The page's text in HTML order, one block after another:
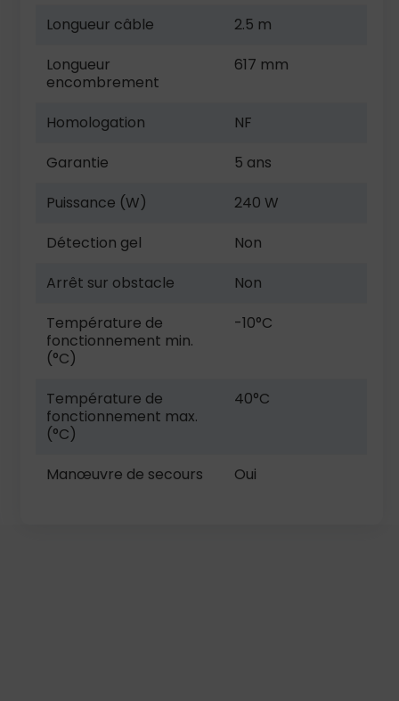
Longueur câble
2.5 m
Longueur
encombrement
617 mm
Homologation
NF
Garantie
5 ans
Puissance (W)
240 W
Détection gel
Non
Arrêt sur obstacle
Non
Température de
fonctionnement min.
(°C)
-10°C
Température de
fonctionnement max.
(°C)
40°C
Manœuvre de secours Oui